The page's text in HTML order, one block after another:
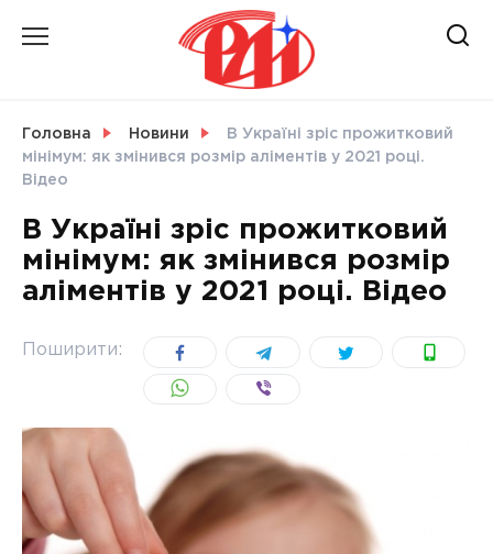
СВІТ
УКРАЇНА
Головна Новини
В Україні зріс прожитковий
мінімум: як змінився розмір аліментів у 2021 році.
Відео
В Україні зріс прожитковий
мінімум: як змінився розмір
аліментів у 2021 році. Відео
Поширити: